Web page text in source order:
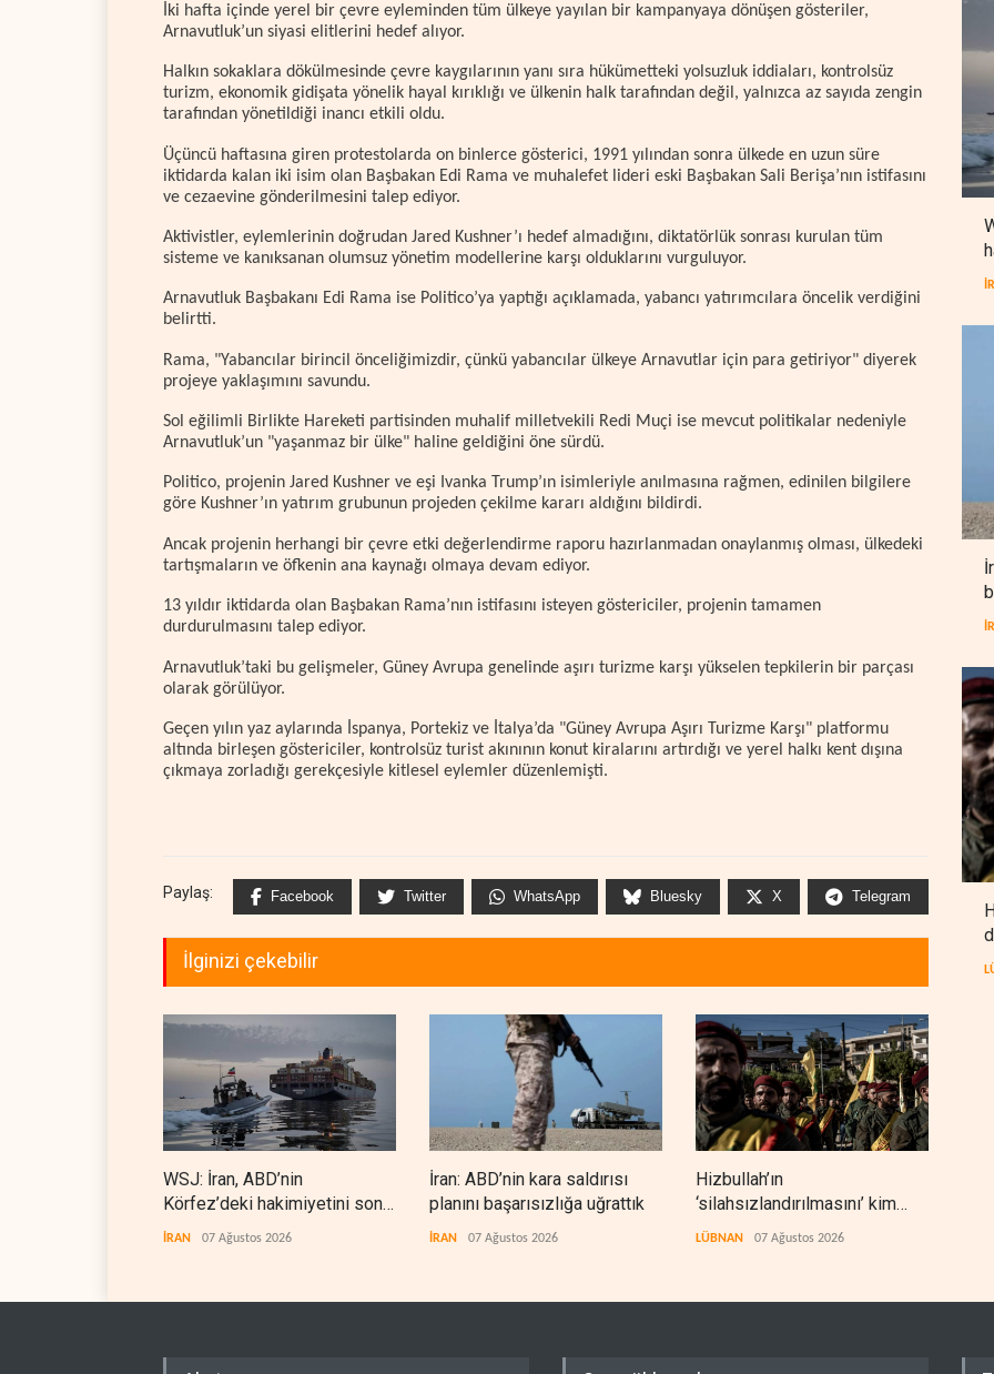
İki hafta içinde yerel bir çevre eyleminden tüm ülkeye yayılan bir kampanyaya dönüşen gösteriler,
Arnavutluk’un siyasi elitlerini hedef alıyor.
Halkın sokaklara dökülmesinde çevre kaygılarının yanı sıra hükümetteki yolsuzluk iddiaları, kontrolsüz
turizm, ekonomik gidişata yönelik hayal kırıklığı ve ülkenin halk tarafından değil, yalnızca az sayıda zengin
tarafından yönetildiği inancı etkili oldu.
Üçüncü haftasına giren protestolarda on binlerce gösterici, 1991 yılından sonra ülkede en uzun süre
iktidarda kalan iki isim olan Başbakan Edi Rama ve muhalefet lideri eski Başbakan Sali Berişa’nın istifasını
ve cezaevine gönderilmesini talep ediyor.
Aktivistler, eylemlerinin doğrudan Jared Kushner’ı hedef almadığını, diktatörlük sonrası kurulan tüm
sisteme ve kanıksanan olumsuz yönetim modellerine karşı olduklarını vurguluyor.
Arnavutluk Başbakanı Edi Rama ise Politico’ya yaptığı açıklamada, yabancı yatırımcılara öncelik verdiğini
belirtti.
Rama, "Yabancılar birincil önceliğimizdir, çünkü yabancılar ülkeye Arnavutlar için para getiriyor" diyerek
projeye yaklaşımını savundu.
Sol eğilimli Birlikte Hareketi partisinden muhalif milletvekili Redi Muçi ise mevcut politikalar nedeniyle
Arnavutluk’un "yaşanmaz bir ülke" haline geldiğini öne sürdü.
Politico, projenin Jared Kushner ve eşi Ivanka Trump’ın isimleriyle anılmasına rağmen, edinilen bilgilere
göre Kushner’ın yatırım grubunun projeden çekilme kararı aldığını bildirdi.
Ancak projenin herhangi bir çevre etki değerlendirme raporu hazırlanmadan onaylanmış olması, ülkedeki
tartışmaların ve öfkenin ana kaynağı olmaya devam ediyor.
13 yıldır iktidarda olan Başbakan Rama’nın istifasını isteyen göstericiler, projenin tamamen
durdurulmasını talep ediyor.
Arnavutluk’taki bu gelişmeler, Güney Avrupa genelinde aşırı turizme karşı yükselen tepkilerin bir parçası
olarak görülüyor.
Geçen yılın yaz aylarında İspanya, Portekiz ve İtalya’da "Güney Avrupa Aşırı Turizme Karşı" platformu
altında birleşen göstericiler, kontrolsüz turist akınının konut kiralarını artırdığı ve yerel halkı kent dışına
çıkmaya zorladığı gerekçesiyle kitlesel eylemler düzenlemişti.
Paylaş: Facebook Twitter WhatsApp Bluesky X Telegram
İlginizi çekebilir
WSJ: İran, ABD’nin
Körfez’deki hakimiyetini sona
erdiriyor
İRAN 07 Ağustos 2026
İran: ABD’nin kara saldırısı
planını başarısızlığa uğrattık
İRAN 07 Ağustos 2026
Hizbullah’ın
‘silahsızlandırılmasını’ kim
denetleyecek?
LÜBNAN 07 Ağustos 2026